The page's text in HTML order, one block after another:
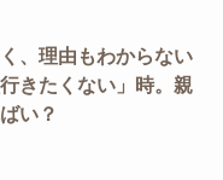
、理由もわからない
きたくない」時。親
い？